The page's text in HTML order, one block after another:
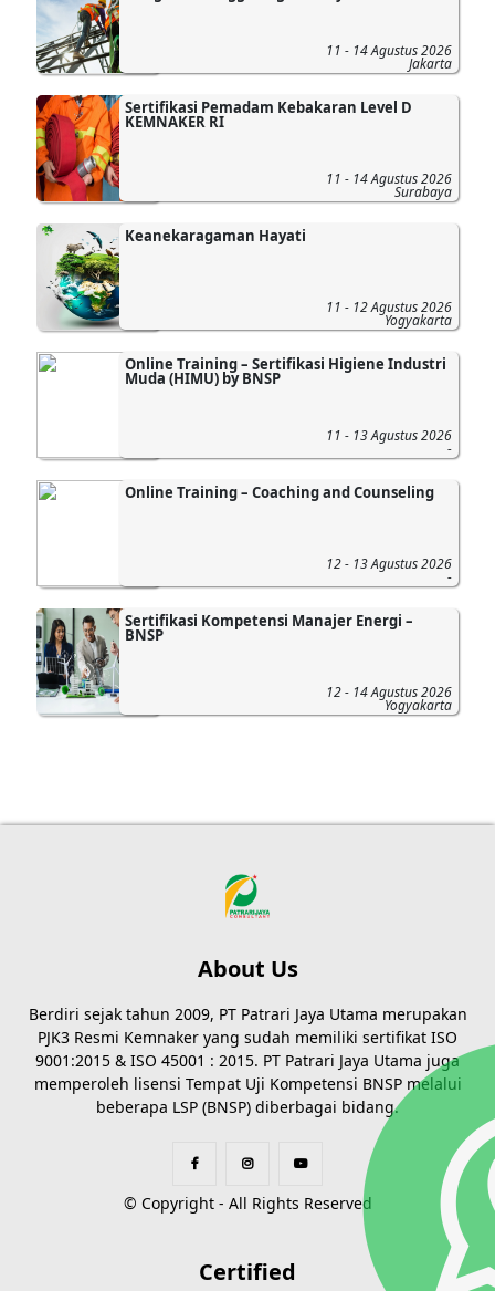
11 - 14 Agustus 2026
Jakarta
Sertifikasi Pemadam Kebakaran Level D
KEMNAKER RI
11 - 14 Agustus 2026
Surabaya
Keanekaragaman Hayati
11 - 12 Agustus 2026
Yogyakarta
Online Training – Sertifikasi Higiene Industri
Muda (HIMU) by BNSP
11 - 13 Agustus 2026
-
Online Training – Coaching and Counseling
12 - 13 Agustus 2026
-
Sertifikasi Kompetensi Manajer Energi –
BNSP
12 - 14 Agustus 2026
Yogyakarta
About Us
Berdiri sejak tahun 2009, PT Patrari Jaya Utama merupakan
PJK3 Resmi Kemnaker yang sudah memiliki sertifikat ISO
9001:2015 & ISO 45001 : 2015. PT Patrari Jaya Utama juga
memperoleh lisensi Tempat Uji Kompetensi BNSP melalui
beberapa LSP (BNSP) diberbagai bidang.
© Copyright - All Rights Reserved
Certified